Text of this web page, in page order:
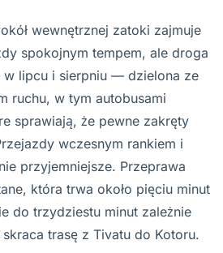
wewnętrznej zatoki zajmuje
spokojnym tempem, ale droga
lipcu i sierpniu — dzielona ze
ruchu, w tym autobusami
sprawiają, że pewne zakręty
wczesnym rankiem i
przyjemniejsze. Przeprawa
która trwa około pięciu minut
do trzydziestu minut zależnie
trasę z Tivatu do Kotoru.